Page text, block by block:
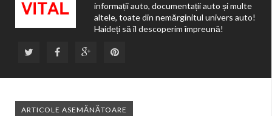
informații auto, documentații auto și multe
altele, toate din nemărginitul univers auto!
Haideți să îl descoperim împreună!
ARTICOLE ASEMĂNĂTOARE